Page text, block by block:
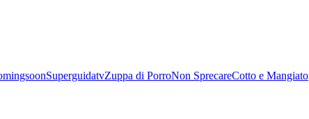
SuperguidatvZuppa di PorroNon SprecareCotto e Mangiato